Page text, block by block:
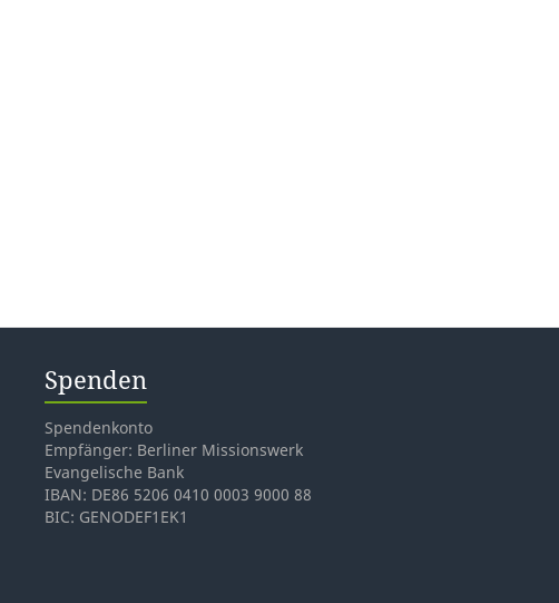
Spenden
Spendenkonto
Empfänger: Berliner Missionswerk
Evangelische Bank
IBAN: DE86 5206 0410 0003 9000 88
BIC: GENODEF1EK1